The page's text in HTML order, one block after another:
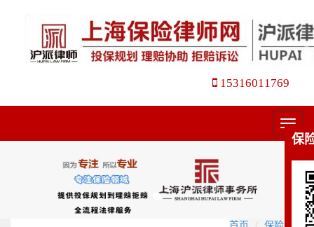
15316011769
菜
单
保